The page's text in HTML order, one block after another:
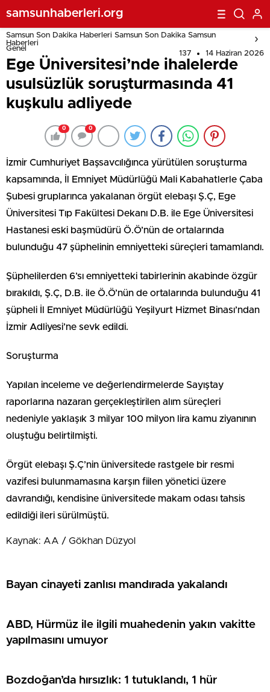
samsunhaberleri.org
Samsun Son Dakika Haberleri Samsun Son Dakika Samsun
Haberleri
Genel
137 14 Haziran 2026
Ege Üniversitesi’nde ihalelerde
usulsüzlük soruşturmasında 41
kuşkulu adliyede
0 0
İzmir Cumhuriyet Başsavcılığınca yürütülen soruşturma
kapsamında, İl Emniyet Müdürlüğü Mali Kabahatlerle Çaba
Şubesi gruplarınca yakalanan örgüt elebaşı Ş.Ç, Ege
Üniversitesi Tıp Fakültesi Dekanı D.B. ile Ege Üniversitesi
Hastanesi eski başmüdürü Ö.Ö’nün de ortalarında
bulunduğu 47 şüphelinin emniyetteki süreçleri tamamlandı.
Şüphelilerden 6’sı emniyetteki tabirlerinin akabinde özgür
bırakıldı, Ş.Ç, D.B. ile Ö.Ö’nün de ortalarında bulunduğu 41
şüpheli İl Emniyet Müdürlüğü Yeşilyurt Hizmet Binası’ndan
İzmir Adliyesi’ne sevk edildi.
Soruşturma
Yapılan inceleme ve değerlendirmelerde Sayıştay
raporlarına nazaran gerçekleştirilen alım süreçleri
nedeniyle yaklaşık 3 milyar 100 milyon lira kamu ziyanının
oluştuğu belirtilmişti.
Örgüt elebaşı Ş.Ç’nin üniversitede rastgele bir resmi
vazifesi bulunmamasına karşın fiilen yönetici üzere
davrandığı, kendisine üniversitede makam odası tahsis
edildiği ileri sürülmüştü.
Kaynak: AA / Gökhan Düzyol
Bayan cinayeti zanlısı mandırada yakalandı
ABD, Hürmüz ile ilgili muahedenin yakın vakitte
yapılmasını umuyor
Bozdoğan’da hırsızlık: 1 tutuklandı, 1 hür